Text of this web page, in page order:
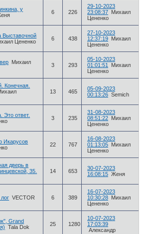
у
6 226
29-10-2023
23:08:37 Михаил
Цененко
Выставочной
Цененко 6 438
27-10-2023
12:37:19 Михаил
Цененко
Михаил
3 293
05-10-2023
01:01:51
Михаил
Цененко
Конечная.
13 465
05-09-2023
00:13:26 Semich
Это ответ.
3 235
31-08-2023
08:51:22 Михаил
Цененко
Икарусов
22 767
16-08-2023
01:13:05 Михаил
Цененко
дверь в
35.
14 653
30-07-2023
16:08:15 Женя
VECTOR 6 389
16-07-2023
10:30:28 Михаил
Цененко
Grand
Tala Dok 25 1280
10-07-2023
17:03:39
Александр